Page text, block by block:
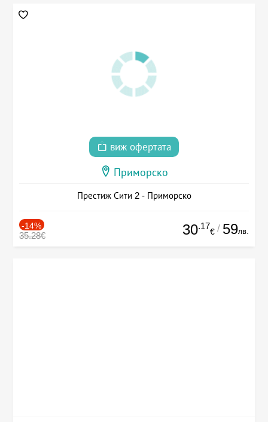
виж офертата
Приморско
Престиж Сити 2 - Приморско
-14%
35.28€ 30.17
€ / 59лв.